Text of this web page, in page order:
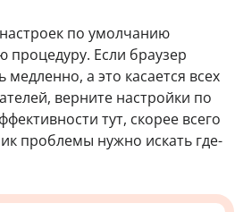
по умолчанию
процедуру. Если браузер
а это касается всех
верните настройки по
тут, скорее всего
проблемы нужно искать где-